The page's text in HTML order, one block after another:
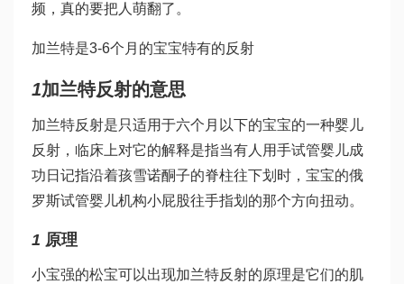
频，真的要把人萌翻了。
加兰特是3-6个月的宝宝特有的反射
1加兰特反射的意思
加兰特反射是只适用于六个月以下的宝宝的一种婴儿
反射，临床上对它的解释是指当有人用手试管婴儿成
功日记指沿着孩雪诺酮子的脊柱往下划时，宝宝的俄
罗斯试管婴儿机构小屁股往手指划的那个方向扭动。
1 原理
小宝强的松宝可以出现加兰特反射的原理是它们的肌